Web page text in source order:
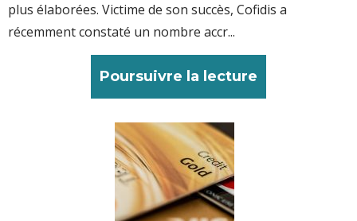
plus élaborées. Victime de son succès, Cofidis a
récemment constaté un nombre accr...
Poursuivre la lecture